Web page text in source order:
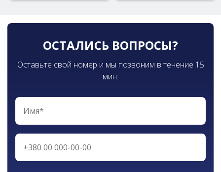
ОСТАЛИСЬ ВОПРОСЫ?
Оставьте свой номер и мы позвоним в течение 15
мин.